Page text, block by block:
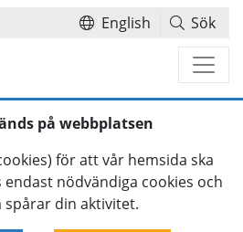
English Sök
på webbplatsen
för att vår hemsida ska
nödvändiga cookies och
spårar din aktivitet.